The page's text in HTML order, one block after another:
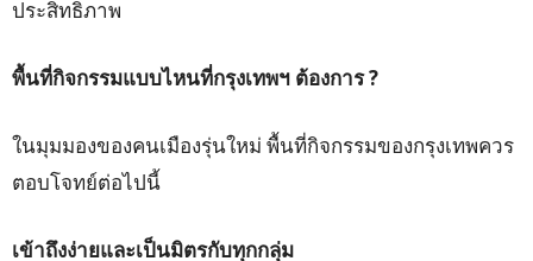
ประสิทธิภาพ
พื้นที่กิจกรรมแบบไหนที่กรุงเทพฯ ต้องการ ?
ในมุมมองของคนเมืองรุ่นใหม่ พื้นที่กิจกรรมของกรุงเทพควร
ตอบโจทย์ต่อไปนี้
เข้าถึงง่ายและเป็นมิตรกับทุกกลุ่ม